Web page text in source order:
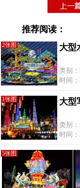
推荐阅读：
2张图 大型
类别
时间
1张图 大型
类别
时间
5张图